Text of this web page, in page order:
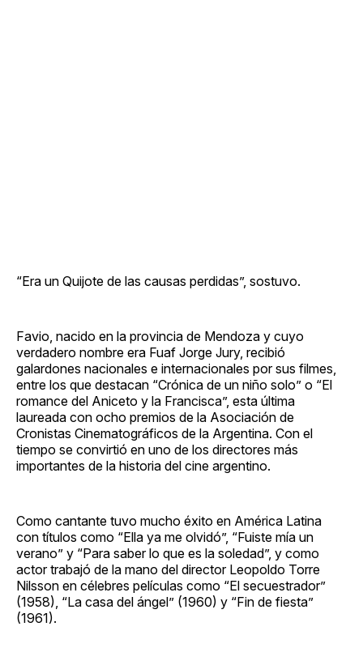
“Era un Quijote de las causas perdidas”, sostuvo.
Favio, nacido en la provincia de Mendoza y cuyo
verdadero nombre era Fuaf Jorge Jury, recibió
galardones nacionales e internacionales por sus filmes,
entre los que destacan “Crónica de un niño solo” o “El
romance del Aniceto y la Francisca”, esta última
laureada con ocho premios de la Asociación de
Cronistas Cinematográficos de la Argentina. Con el
tiempo se convirtió en uno de los directores más
importantes de la historia del cine argentino.
Como cantante tuvo mucho éxito en América Latina
con títulos como “Ella ya me olvidó”, “Fuiste mía un
verano” y “Para saber lo que es la soledad”, y como
actor trabajó de la mano del director Leopoldo Torre
Nilsson en célebres películas como “El secuestrador”
(1958), “La casa del ángel” (1960) y “Fin de fiesta”
(1961).